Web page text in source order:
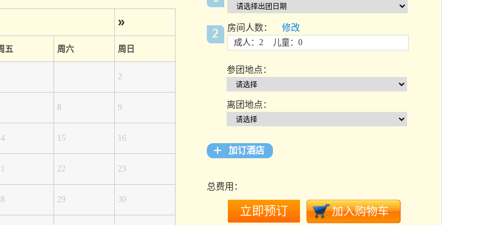
»
五 周六 周日
2
8 9
15 16
22 23
29 30
房间人数： 修改
成人：2 儿童：0
参团地点：
离团地点：
加订酒店
总费用：